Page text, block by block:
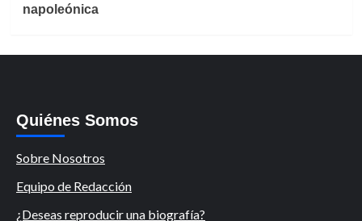
napoleónica
Quiénes Somos
Sobre Nosotros
Equipo de Redacción
¿Deseas reproducir una biografía?